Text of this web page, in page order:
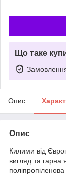
Що таке
Опис
Опис
Килими від
вигляд та гарна